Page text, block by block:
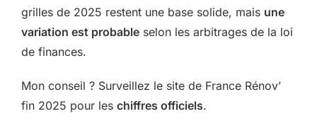
grilles de 2025 restent une base solide, mais une
variation est probable selon les arbitrages de la loi
de finances.
Mon conseil ? Surveillez le site de France Rénov’
fin 2025 pour les chiffres officiels.